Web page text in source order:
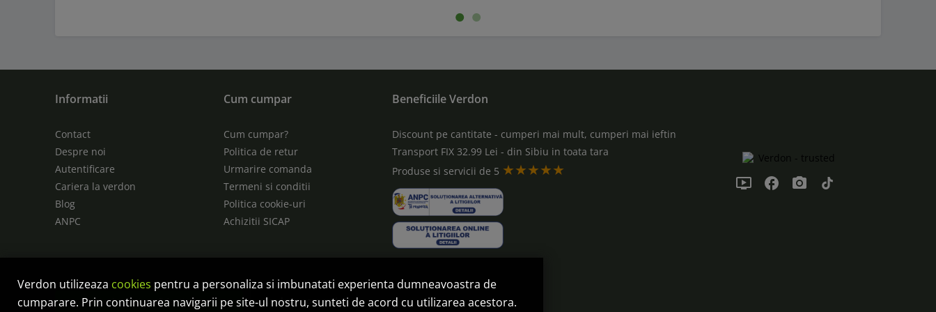
Informatii
Contact
Despre noi
Autentificare
Cariera la verdon
Blog
ANPC
Cum cumpar
Cum cumpar?
Politica de retur
Urmarire comanda
Termeni si conditii
Politica cookie-uri
Achizitii SICAP
Beneficiile Verdon
Discount pe cantitate - cumperi mai mult, cumperi mai ieftin
Transport FIX 32.99 Lei - din Sibiu in toata tara
Produse si servicii de 5 ★★★★★
ondemand_video facebook photo_camera tiktok
Controlează-ți confidențialitatea Anulare comanda
Verdon utilizeaza cookies pentru a personaliza si imbunatati experienta dumneavoastra de
cumparare. Prin continuarea navigarii pe site-ul nostru, sunteti de acord cu utilizarea acestora.